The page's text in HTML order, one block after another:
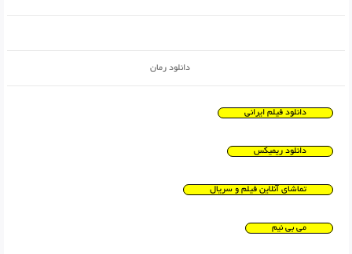
دانلود رمان
دانلود فیلم ایرانی
دانلود ریمیکس
تماشای آنلاین فیلم و سریال
می بی نیم